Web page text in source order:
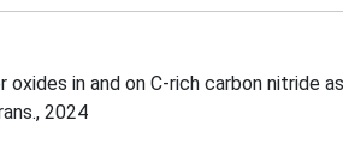
in and on C-rich carbon nitride
2024